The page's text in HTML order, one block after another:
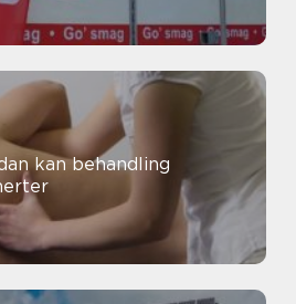
kan behandling